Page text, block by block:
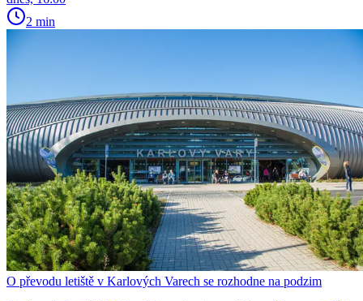
2 min
O převodu letiště v Karlových Varech se rozhodne na podzim